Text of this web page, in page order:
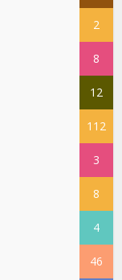
2
8
12
112
3
8
4
46